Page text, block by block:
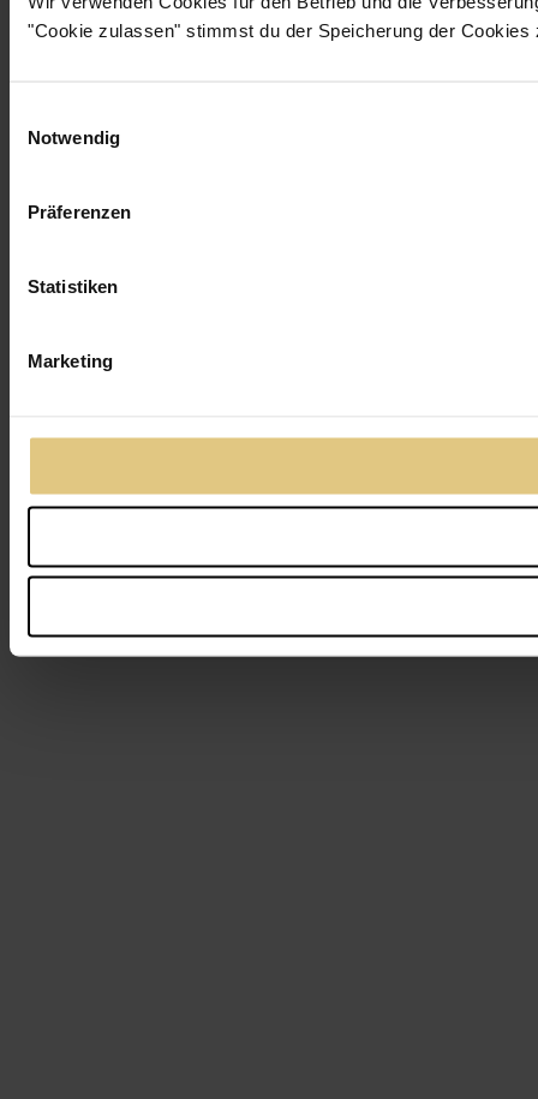
"Cookie zulassen" stimmst du der Speicherung der Cookies
Notwendig
Präferenzen
Statistiken
Marketing